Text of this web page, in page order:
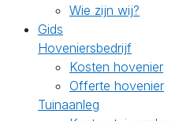
Wie zijn wij?
Gids
Hoveniersbedrijf
Kosten hovenier
Offerte hovenier
Tuinaanleg